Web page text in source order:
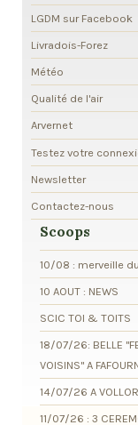
LGDM sur Facebook
Livradois-Forez
Météo
Qualité de l'air
Arvernet
Testez votre
Newsletter
Contactez-nous
Scoops
10/08 : merveille
10 AOUT : NEWS
SCIC TOI & TOITS
18/07/26: BELLE
VOISINS" A
14/07/26 A
11/07/26 : 3